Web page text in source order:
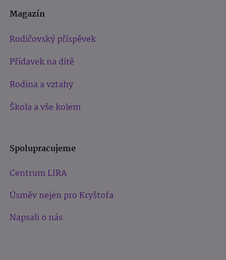
Magazín
Rodičovský příspěvek
Přídavek na dítě
Rodina a vztahy
Škola a vše kolem
Spolupracujeme
Centrum LIRA
Úsměv nejen pro Kryštofa
Napsali o nás